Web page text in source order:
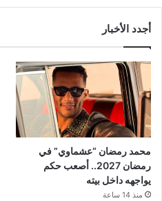
أجدد الأخبار
محمد رمضان “عشماوي” في
رمضان 2027.. أصعب حكم
يواجهه داخل بيته
منذ 14 ساعة